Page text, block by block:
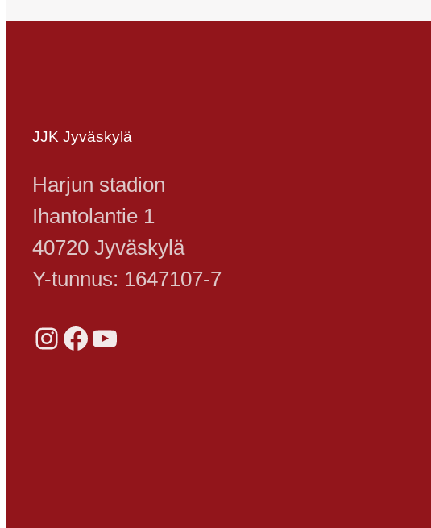
JJK Jyväskylä
Harjun stadion
Ihantolantie 1
40720 Jyväskylä
Y-tunnus: 1647107-7
Instagram Facebook YouTube